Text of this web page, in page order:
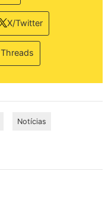
X/Twitter
Threads
Notícias